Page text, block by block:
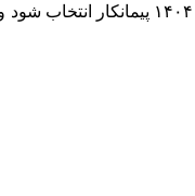
بازوند ادامه داد: امروز تصمیم گرفتیم قطعه ۶ به طول